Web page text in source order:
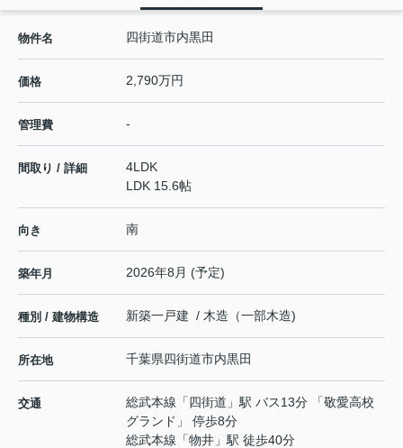
物件名 四街道市内黒田
価格 2,790万円
管理費 -
間取り / 詳細
4LDK
LDK 15.6帖
向き 南
築年月 2026年8月 (予定)
種別 / 建物構造 新築一戸建 / 木造（一部木造)
所在地 千葉県四街道市内黒田
交通 総武本線 「四街道 」駅 バス13分 「敬愛高校
グランド」 停歩8分
総武本線 「物井 」駅 徒歩40分